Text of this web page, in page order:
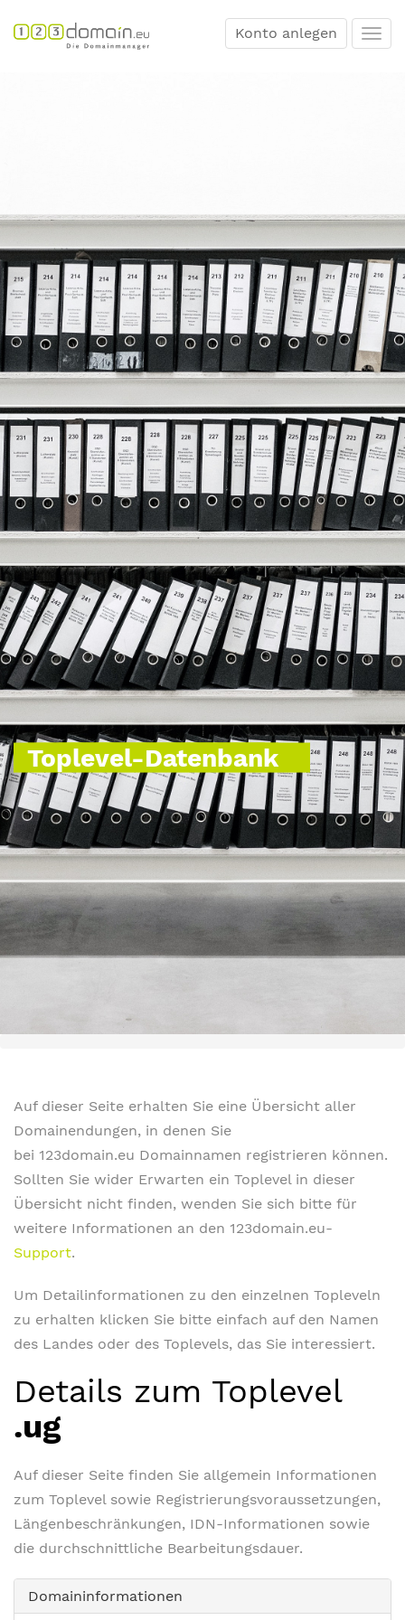
Konto anlegen
Toplevel-Datenbank
Auf dieser Seite erhalten Sie eine Übersicht aller
Domainendungen, in denen Sie
bei 123domain.eu Domainnamen registrieren können.
Sollten Sie wider Erwarten ein Toplevel in dieser
Übersicht nicht finden, wenden Sie sich bitte für
weitere Informationen an den 123domain.eu-
Support.
Um Detailinformationen zu den einzelnen Topleveln
zu erhalten klicken Sie bitte einfach auf den Namen
des Landes oder des Toplevels, das Sie interessiert.
Details zum Toplevel
.ug
Auf dieser Seite finden Sie allgemein Informationen
zum Toplevel sowie Registrierungsvoraussetzungen,
Längenbeschränkungen, IDN-Informationen sowie
die durchschnittliche Bearbeitungsdauer.
Domaininformationen